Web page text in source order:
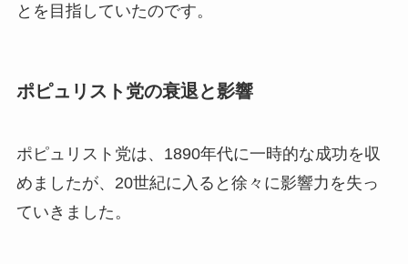
とを目指していたのです。
ポピュリスト党の衰退と影響
ポピュリスト党は、1890年代に一時的な成功を収
めましたが、20世紀に入ると徐々に影響力を失っ
ていきました。